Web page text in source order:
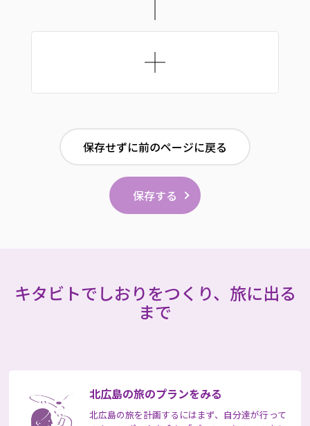
保存せずに前のページに戻る
保存する
キタビトでしおりをつくり、旅に出る
まで
北広島の旅のプランをみる
北広島の旅を計画するにはまず、自分達が行って